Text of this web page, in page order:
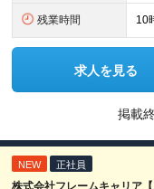
残業時間 10
求人を見る
掲載
NEW 正社員
株式会社フレームキャリア【